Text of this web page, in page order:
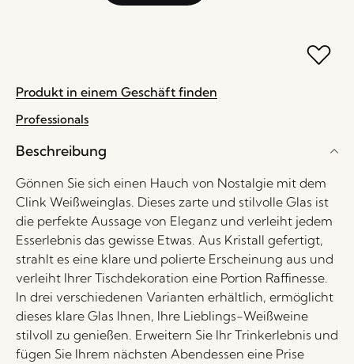
Produkt in einem Geschäft finden
Professionals
Beschreibung
Gönnen Sie sich einen Hauch von Nostalgie mit dem
Clink Weißweinglas. Dieses zarte und stilvolle Glas ist
die perfekte Aussage von Eleganz und verleiht jedem
Esserlebnis das gewisse Etwas. Aus Kristall gefertigt,
strahlt es eine klare und polierte Erscheinung aus und
verleiht Ihrer Tischdekoration eine Portion Raffinesse.
In drei verschiedenen Varianten erhältlich, ermöglicht
dieses klare Glas Ihnen, Ihre Lieblings-Weißweine
stilvoll zu genießen. Erweitern Sie Ihr Trinkerlebnis und
fügen Sie Ihrem nächsten Abendessen eine Prise